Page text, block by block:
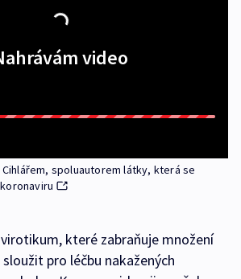
video
spoluautorem látky, která se
které zabraňuje množení
pro léčbu nakažených